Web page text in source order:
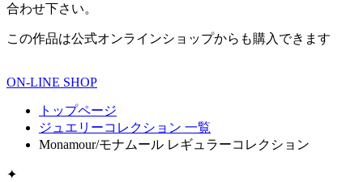
合わせ下さい。
この作品は公式オンラインショップからも購入できます
ON-LINE SHOP
トップページ
ジュエリーコレクション 一覧
Monamour/モナムール レギュラーコレクション
✦